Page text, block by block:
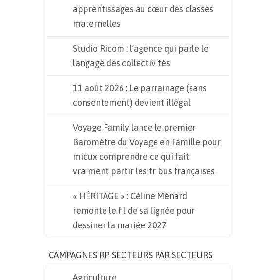
apprentissages au cœur des classes
maternelles
Studio Ricom : l’agence qui parle le
langage des collectivités
11 août 2026 : Le parrainage (sans
consentement) devient illégal
Voyage Family lance le premier
Baromètre du Voyage en Famille pour
mieux comprendre ce qui fait
vraiment partir les tribus françaises
« HÉRITAGE » : Céline Ménard
remonte le fil de sa lignée pour
dessiner la mariée 2027
CAMPAGNES RP SECTEURS PAR SECTEURS
Agriculture